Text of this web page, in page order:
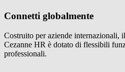
Connetti globalmente
Costruito per aziende internazionali,
Cezanne HR è dotato di flessibili
professionali.